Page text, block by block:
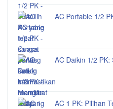
AC Portable 1/2
AC Daikin 1/2
AC 1 PK: Pilihan